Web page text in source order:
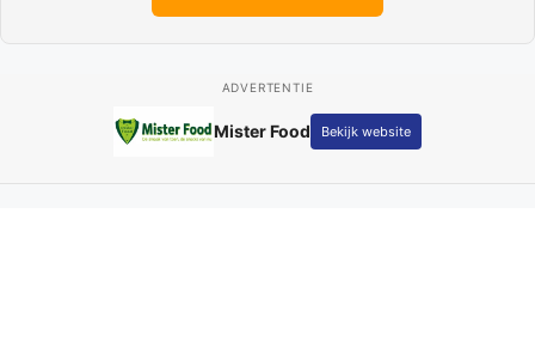
ADVERTENTIE
Mister Food Bekijk website